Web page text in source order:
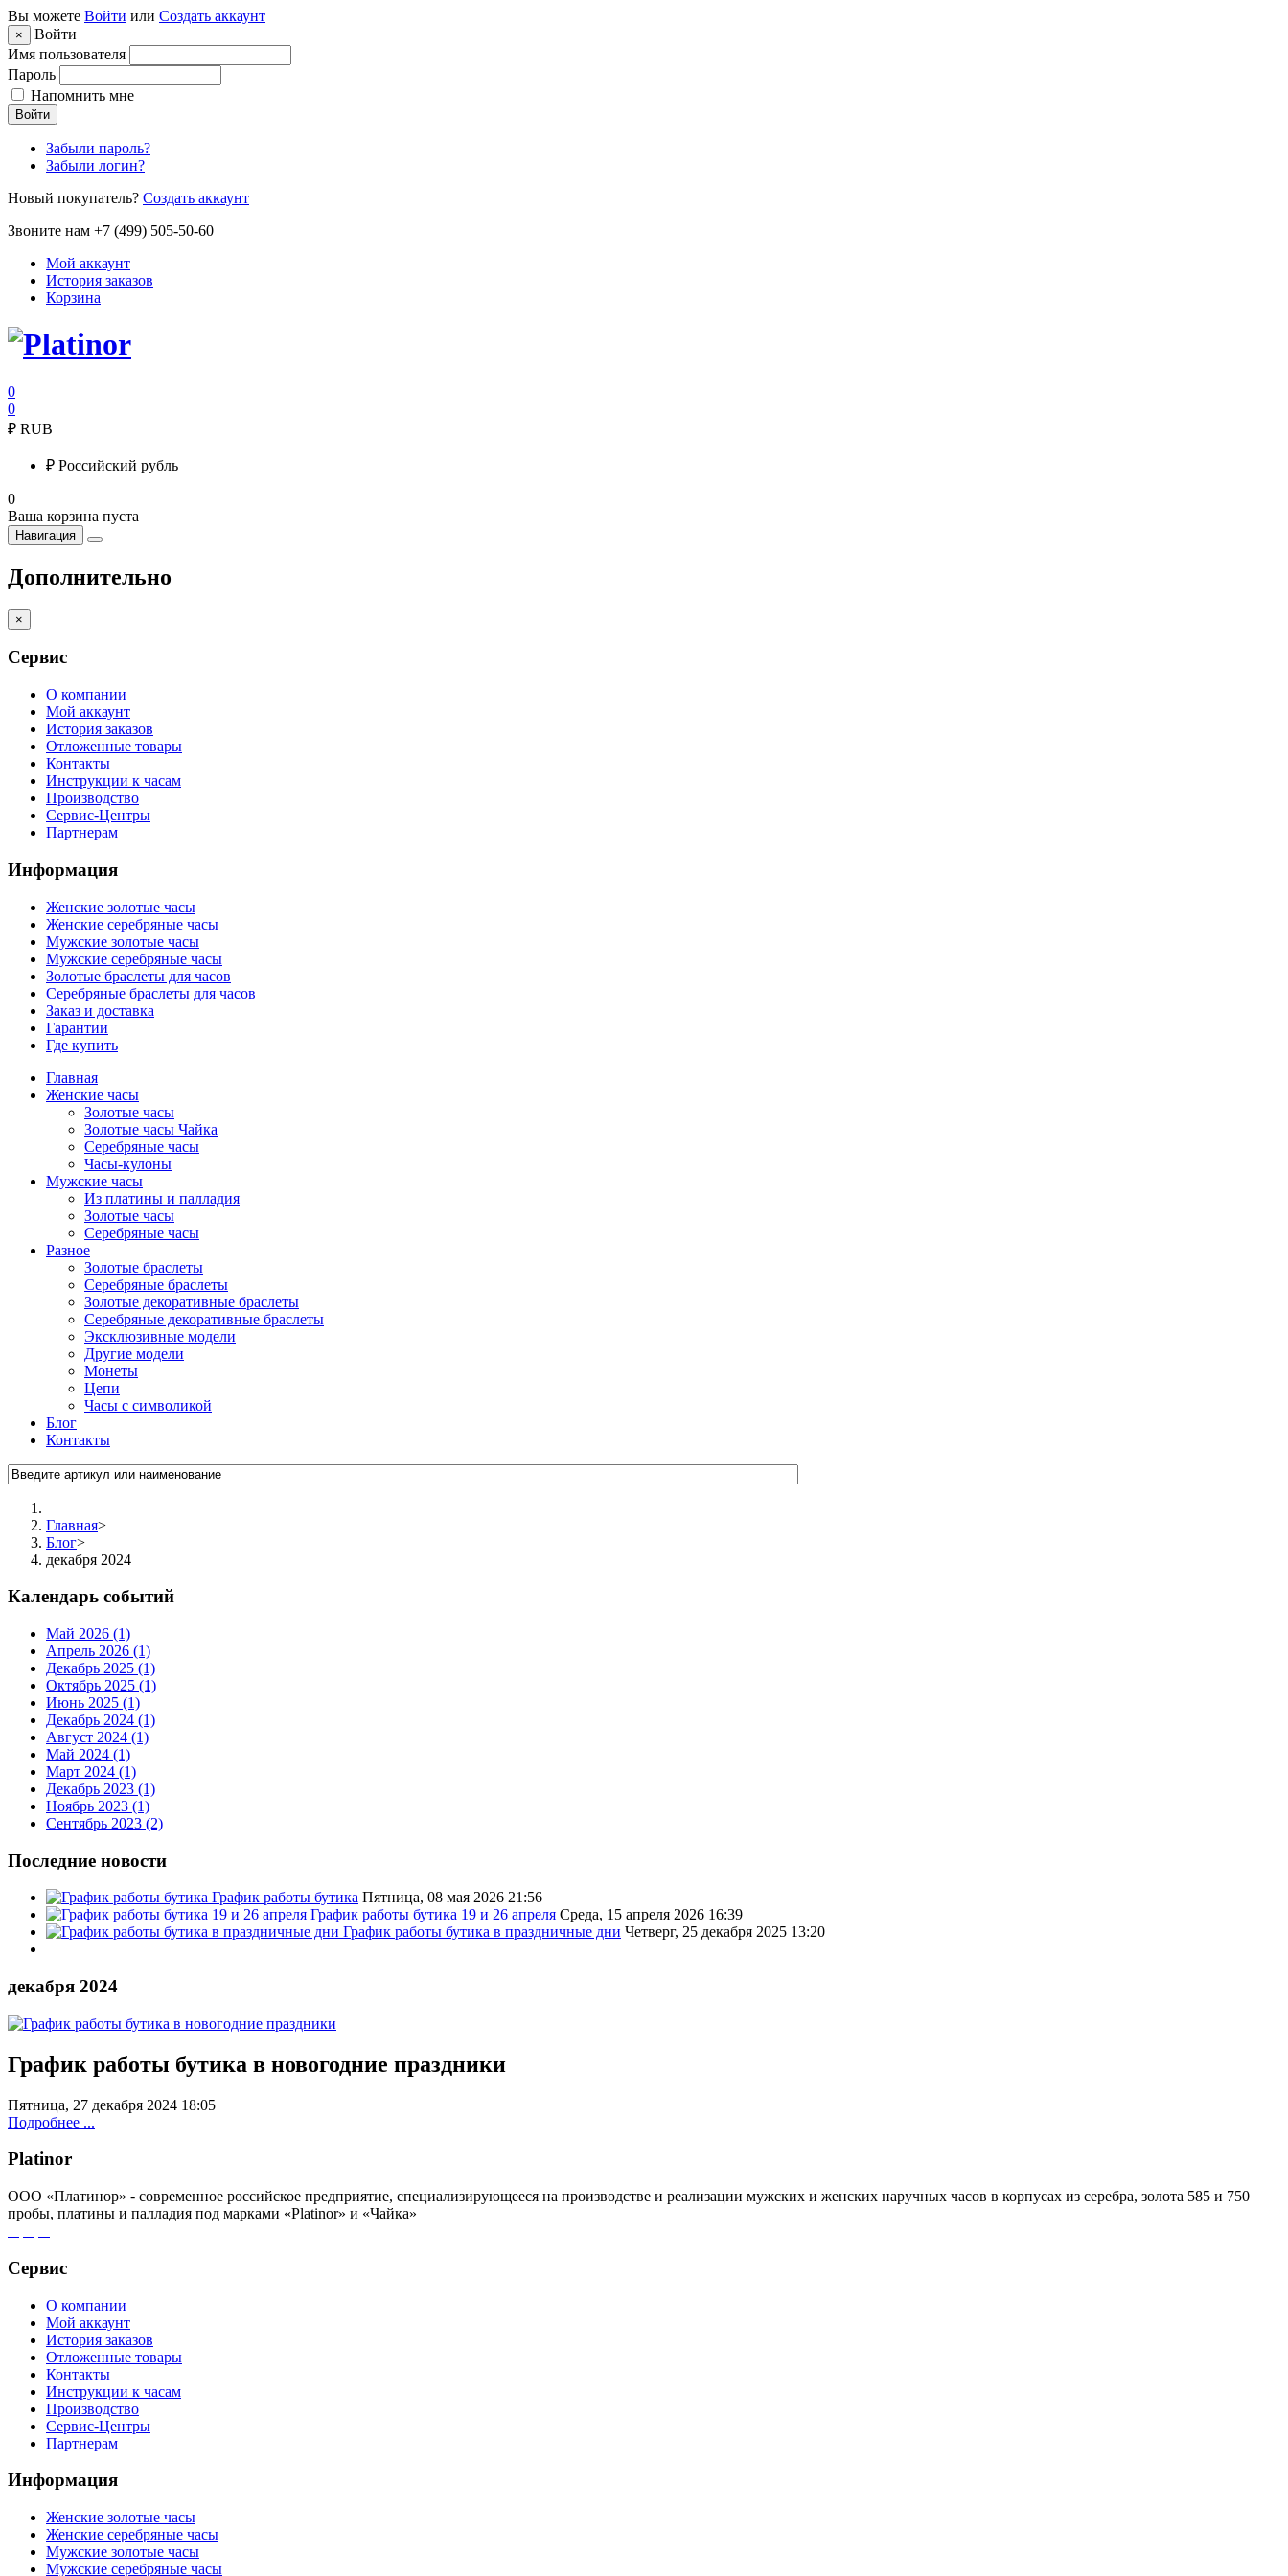
Вы можете Войти или Создать аккаунт
×
Войти
Имя пользователя
Пароль
Напомнить мне
Войти
Забыли пароль?
Забыли логин?
Новый покупатель? Создать аккаунт
Звоните нам +7 (499) 505-50-60
Мой аккаунт
История заказов
Корзина
0
0
₽ RUB
₽ Российский рубль
0
Ваша корзина пуста
Навигация
Дополнительно
×
Сервис
О компании
Мой аккаунт
История заказов
Отложенные товары
Контакты
Инструкции к часам
Производство
Сервис-Центры
Партнерам
Информация
Женские золотые часы
Женские серебряные часы
Мужские золотые часы
Мужские серебряные часы
Золотые браслеты для часов
Серебряные браслеты для часов
Заказ и доставка
Гарантии
Где купить
Главная
Женские часы
Золотые часы
Золотые часы Чайка
Серебряные часы
Часы-кулоны
Мужские часы
Из платины и палладия
Золотые часы
Серебряные часы
Разное
Золотые браслеты
Серебряные браслеты
Золотые декоративные браслеты
Серебряные декоративные браслеты
Эксклюзивные модели
Другие модели
Монеты
Цепи
Часы с символикой
Блог
Контакты
Главная>
Блог>
декабря 2024
Календарь событий
Май 2026 (1)
Апрель 2026 (1)
Декабрь 2025 (1)
Октябрь 2025 (1)
Июнь 2025 (1)
Декабрь 2024 (1)
Август 2024 (1)
Май 2024 (1)
Март 2024 (1)
Декабрь 2023 (1)
Ноябрь 2023 (1)
Сентябрь 2023 (2)
Последние новости
График работы бутика Пятница, 08 мая 2026 21:56
График работы бутика 19 и 26 апреля Среда, 15 апреля 2026 16:39
График работы бутика в праздничные дни Четверг, 25 декабря 2025 13:20
декабря 2024
График работы бутика в новогодние праздники
Пятница, 27 декабря 2024 18:05
Подробнее ...
Platinor
ООО «Платинор» - современное российское предприятие, специализирующееся на производстве и реализации мужских и женских наручных часов в корпусах из серебра, золота 585 и 750
пробы, платины и палладия под марками «Platinor» и «Чайка»
Сервис
О компании
Мой аккаунт
История заказов
Отложенные товары
Контакты
Инструкции к часам
Производство
Сервис-Центры
Партнерам
Информация
Женские золотые часы
Женские серебряные часы
Мужские золотые часы
Мужские серебряные часы